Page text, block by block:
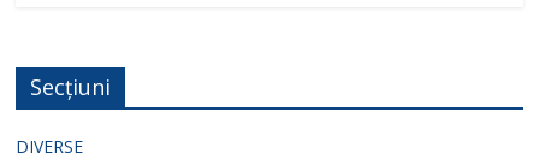
Secțiuni
DIVERSE